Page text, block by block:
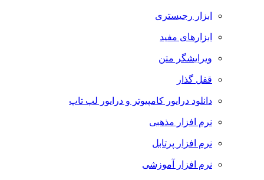
ابزار رجیستری
ابزارهای مفید
ویرایشگر متن
قفل گذار
دانلود درایور کامپیوتر و درایور لپ تاپ
نرم افزار مذهبی
نرم افزار پرتابل
نرم افزار آموزشی